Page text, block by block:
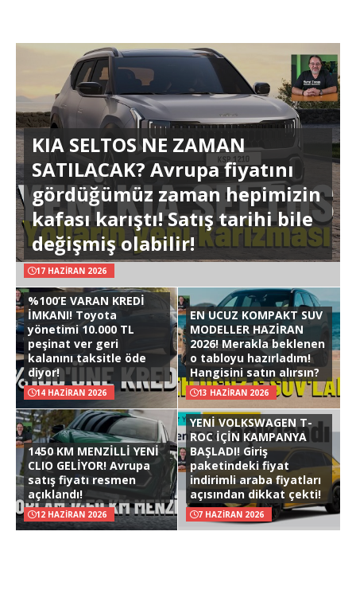
KIA SELTOS NE ZAMAN
SATILACAK? Avrupa fiyatını
gördüğümüz zaman hepimizin
kafası karıştı! Satış tarihi bile
değişmiş olabilir!
17 HAZIRAN 2026
%100’E VARAN KREDİ
İMKANI! Toyota
yönetimi 10.000 TL
peşinat ver geri
kalanını taksitle öde
diyor!
14 HAZIRAN 2026
EN UCUZ KOMPAKT SUV
MODELLER HAZİRAN
2026! Merakla beklenen
o tabloyu hazırladım!
Hangisini satın alırsın?
13 HAZIRAN 2026
1450 KM MENZİLLİ YENİ
CLIO GELİYOR! Avrupa
satış fiyatı resmen
açıklandı!
12 HAZIRAN 2026
YENİ VOLKSWAGEN T-
ROC İÇİN KAMPANYA
BAŞLADI! Giriş
paketindeki fiyat
indirimli araba fiyatları
açısından dikkat çekti!
7 HAZIRAN 2026